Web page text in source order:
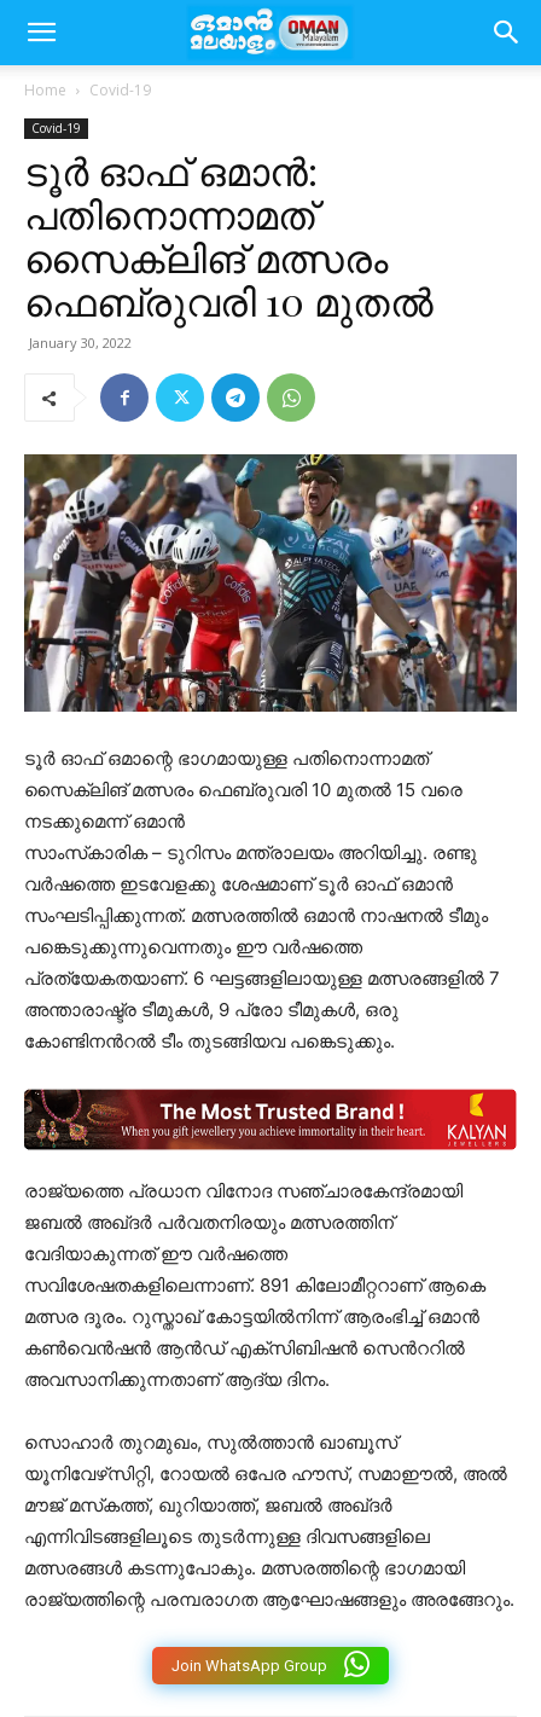
Home Covid-19
Covid-19
ടൂർ ഓഫ് ഒമാൻ:
പതിനൊന്നാമത്
സൈക്ലിങ്​ മത്സരം
ഫെബ്രുവരി 10 മുതല്‍
January 30, 2022
ടൂര്‍ ഓഫ് ഒമാന്റെ ഭാഗമായുള്ള പതിനൊന്നാമത്
സൈക്ലിങ്​ മത്സരം ഫെബ്രുവരി 10 മുതല്‍ 15 വരെ
നടക്കുമെന്ന്​ ഒമാന്‍
സാംസ്‌കാരിക – ടുറിസം മന്ത്രാലയം അറിയിച്ചു. രണ്ടു
വര്‍ഷത്തെ ഇടവേളക്കു ശേഷമാണ്​ ടൂർ ഓഫ്​ ഒമാൻ
സംഘടിപ്പിക്കുന്നത്​. മത്സരത്തിൽ ഒമാന്‍ നാഷനല്‍ ടീമും
പങ്കെടുക്കുന്നുവെന്നതും ഈ വർഷത്തെ
പ്രത്യേകതയാണ്. 6 ഘട്ടങ്ങളിലായുള്ള മത്സരങ്ങളിൽ 7
അന്താരാഷ്ട്ര ടീമുകള്‍, 9 പ്രോ ടീമുകള്‍, ഒരു
കോണ്ടിനന്‍റല്‍ ടീം തുടങ്ങിയവ പ​​ങ്കെടുക്കും​.
രാജ്യത്തെ പ്രധാന വിനോദ സഞ്ചാരകേന്ദ്രമായി
ജബല്‍ അഖ്ദര്‍ പര്‍വതനിരയും മത്സരത്തിന്
വേദിയാകുന്നത്​ ഈ വർഷത്തെ
സവിശേഷതകളിലെന്നാണ്​. 891 കിലോമീറ്ററാണ് ആകെ
മത്സര ദൂരം. റുസ്താഖ് കോട്ടയില്‍നിന്ന് ആരംഭിച്ച് ഒമാന്‍
കണ്‍വെന്‍ഷന്‍ ആൻഡ്​ എക്‌സിബിഷന്‍ സെന്‍ററില്‍
അവസാനിക്കുന്നതാണ് ആദ്യ ദിനം.
സൊഹാര്‍ തുറമുഖം, സുല്‍ത്താന്‍ ഖാബൂസ്
യൂനിവേഴ്‌സിറ്റി, റോയല്‍ ഒപേര ഹൗസ്, സമാഈല്‍, അല്‍
മൗജ് മസ്‌കത്ത്, ഖുറിയാത്ത്, ജബല്‍ അഖ്ദര്‍
എന്നിവിടങ്ങളിലൂടെ തുടര്‍ന്നുള്ള ദിവസങ്ങളിലെ
മത്സരങ്ങൾ കടന്നുപോകും. മത്സരത്തിന്റെ ഭാഗമായി
രാജ്യ​ത്തിന്റെ പരമ്പരാഗത ആഘോഷങ്ങളും അരങ്ങേറും.
Join WhatsApp Group